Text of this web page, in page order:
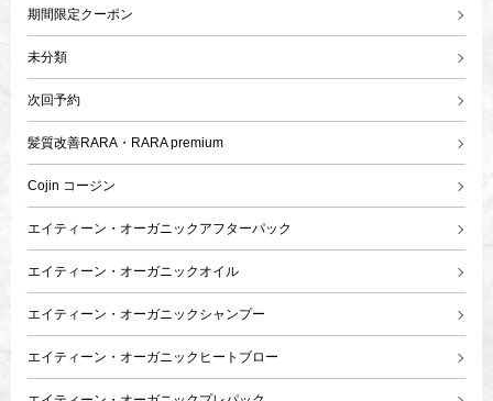
期間限定クーポン
未分類
次回予約
髪質改善RARA・RARA premium
Cojin コージン
エイティーン・オーガニックアフターパック
エイティーン・オーガニックオイル
エイティーン・オーガニックシャンプー
エイティーン・オーガニックヒートブロー